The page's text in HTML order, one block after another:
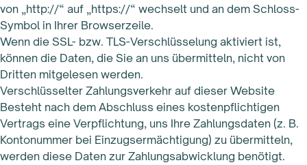
von „http://“ auf „https://“ wechselt und an dem Schloss-
Symbol in Ihrer Browserzeile.
Wenn die SSL- bzw. TLS-Verschlüsselung aktiviert ist,
können die Daten, die Sie an uns übermitteln, nicht von
Dritten mitgelesen werden.
Verschlüsselter Zahlungsverkehr auf dieser Website
Besteht nach dem Abschluss eines kostenpflichtigen
Vertrags eine Verpflichtung, uns Ihre Zahlungsdaten (z. B.
Kontonummer bei Einzugsermächtigung) zu übermitteln,
werden diese Daten zur Zahlungsabwicklung benötigt.